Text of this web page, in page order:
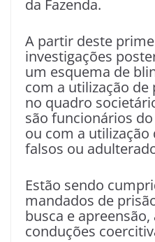
da Fazenda.
A partir deste
investigações
um esquema de
com a utilização
no quadro
são funcionários
ou com a
falsos ou
Estão sendo
mandados de
busca e
conduções